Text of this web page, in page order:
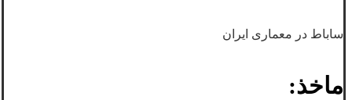
ساباط در معماری ایران
ماخذ: